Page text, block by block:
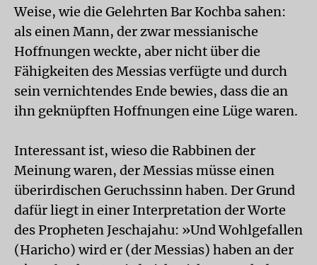
Weise, wie die Gelehrten Bar Kochba sahen:
als einen Mann, der zwar messianische
Hoffnungen weckte, aber nicht über die
Fähigkeiten des Messias verfügte und durch
sein vernichtendes Ende bewies, dass die an
ihn geknüpften Hoffnungen eine Lüge waren.
Interessant ist, wieso die Rabbinen der
Meinung waren, der Messias müsse einen
überirdischen Geruchssinn haben. Der Grund
dafür liegt in einer Interpretation der Worte
des Propheten Jeschajahu: »Und Wohlgefallen
(Haricho) wird er (der Messias) haben an der